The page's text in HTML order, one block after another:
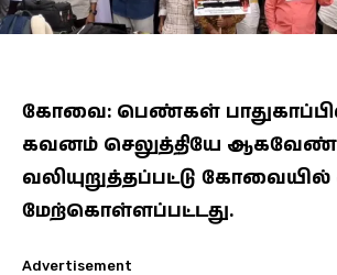
கோவை: பெண்கள்
கவனம் செலுத்தியே
வலியுறுத்தப்பட்டு
மேற்கொள்ளப்பட்டது.
Advertisement